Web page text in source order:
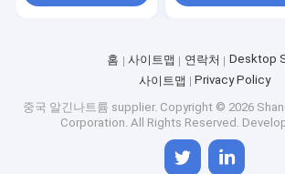
홈 사이트맵 연락처
Desktop
사이트맵
Privacy Policy
중국 알긴나트륨 supplier. Copyright © 2026
Corporation. All Rights Reserved.